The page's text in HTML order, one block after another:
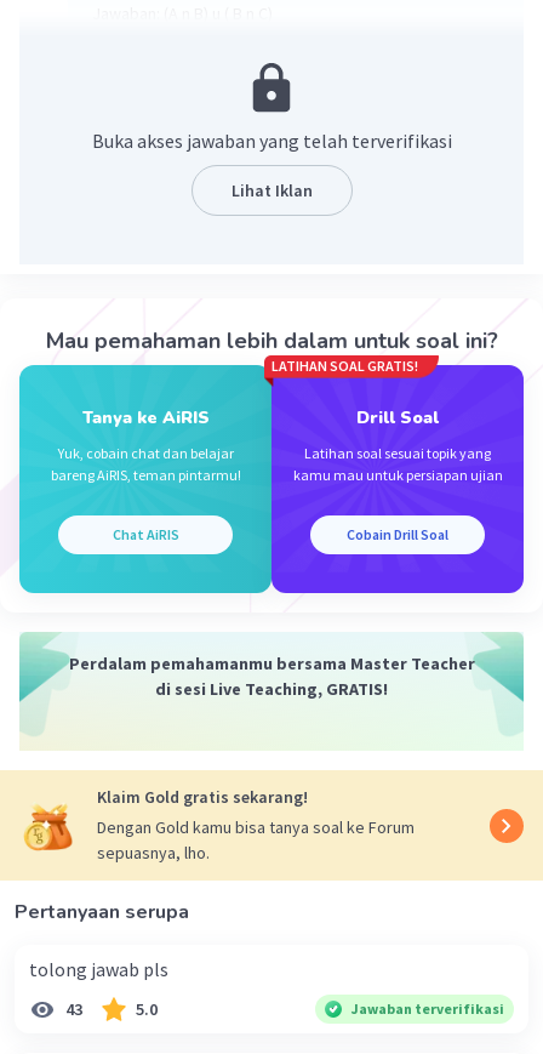
Beri Rating
Buka akses jawaban yang telah terverifikasi
Lihat Iklan
Mau pemahaman lebih dalam untuk soal ini?
Tanya ke AiRIS
Yuk, cobain chat dan belajar
bareng AiRIS, teman pintarmu!
Chat AiRIS
LATIHAN SOAL GRATIS!
Drill Soal
Latihan soal sesuai topik yang
kamu mau untuk persiapan ujian
Cobain Drill Soal
Perdalam pemahamanmu bersama Master Teacher
di sesi Live Teaching, GRATIS!
Klaim Gold gratis sekarang!
Dengan Gold kamu bisa tanya soal ke Forum
sepuasnya, lho.
Pertanyaan serupa
tolong jawab pls
43 5.0 Jawaban terverifikasi